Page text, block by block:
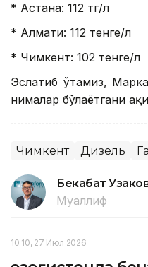
* Астана: 112 тг/л
* Алмати: 112 тенге/л
* Чимкент: 102 тенге/л
Эслатиб ўтамиз,
нималар бўлаётгани
Чимкент Дизель
Бекабат
Муаллиф
10:10, 27 Июл 2026